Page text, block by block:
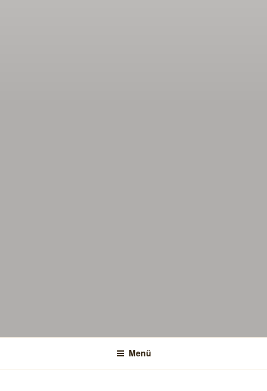
Menü